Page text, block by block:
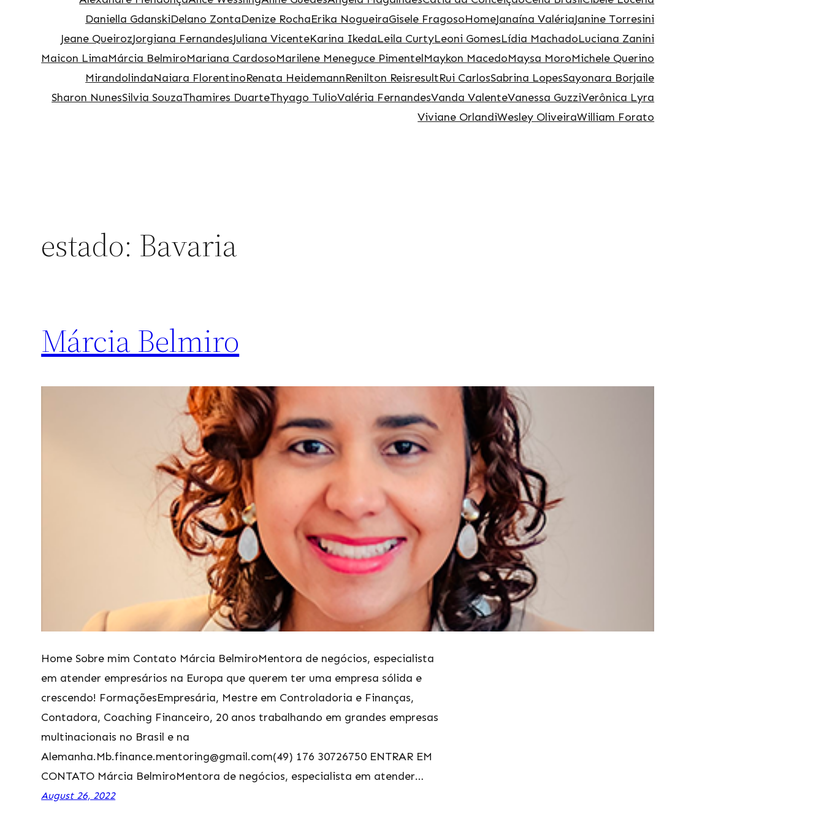
Daniella GdanskiDelano ZontaDenize RochaErika NogueiraGisele FragosoHomeJanaína ValériaJanine Torresini
Jeane QueirozJorgiana FernandesJuliana VicenteKarina IkedaLeila CurtyLeoni GomesLídia MachadoLuciana Zanini
Maicon LimaMárcia BelmiroMariana CardosoMarilene Meneguce PimentelMaykon MacedoMaysa MoroMichele Querino
MirandolindaNaiara FlorentinoRenata HeidemannRenilton ReisresultRui CarlosSabrina LopesSayonara Borjaile
Sharon NunesSilvia SouzaThamires DuarteThyago TulioValéria FernandesVanda ValenteVanessa GuzziVerônica Lyra
Viviane OrlandiWesley OliveiraWilliam Forato
estado: Bavaria
Márcia Belmiro
Home Sobre mim Contato Márcia BelmiroMentora de negócios, especialista
em atender empresários na Europa que querem ter uma empresa sólida e
crescendo! FormaçõesEmpresária, Mestre em Controladoria e Finanças,
Contadora, Coaching Financeiro, 20 anos trabalhando em grandes empresas
multinacionais no Brasil e na
Alemanha.Mb.finance.mentoring@gmail.com(49) 176 30726750 ENTRAR EM
CONTATO Márcia BelmiroMentora de negócios, especialista em atender…
August 26, 2022